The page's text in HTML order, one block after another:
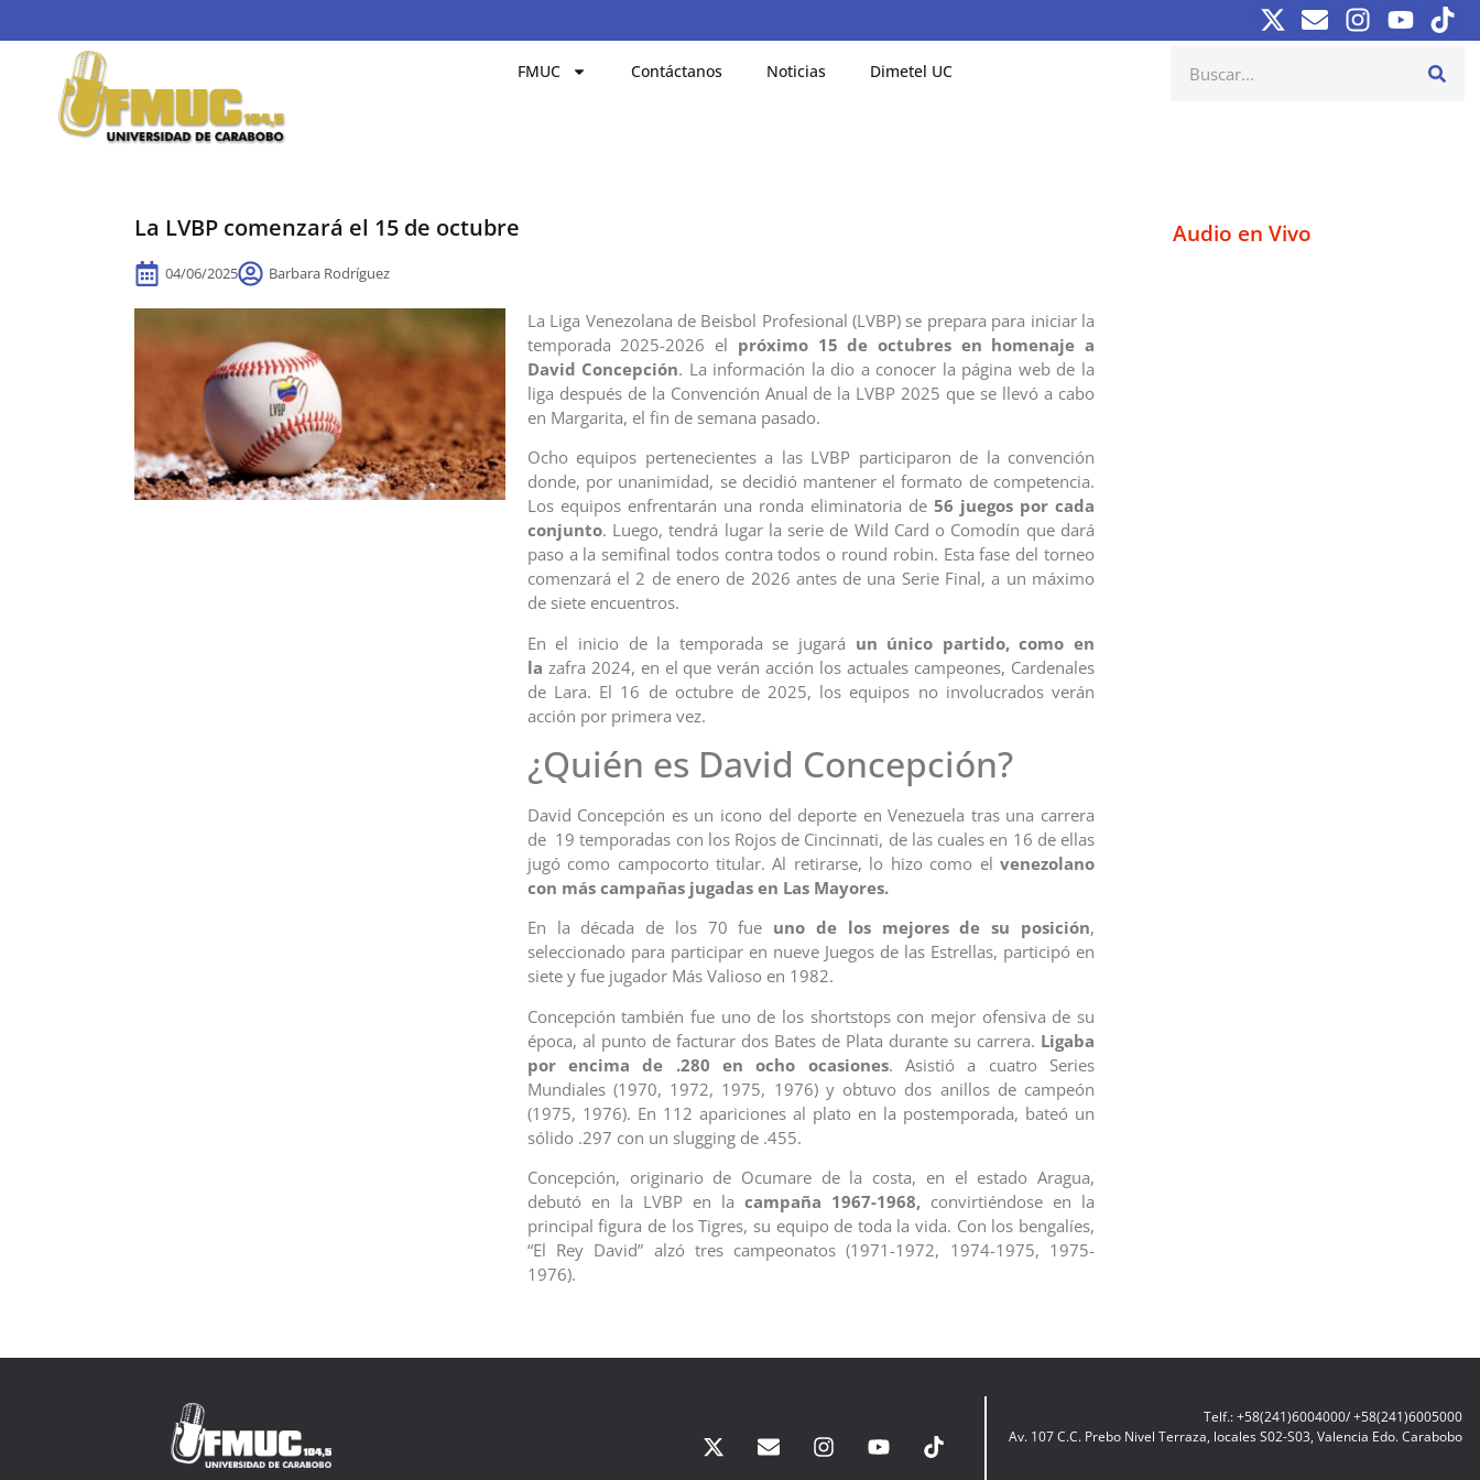
FMUC Contáctanos Noticias Dimetel UC
La LVBP comenzará el 15 de octubre
04/06/2025 Barbara Rodríguez
La Liga Venezolana de Beisbol Profesional (LVBP) se prepara para iniciar la
temporada 2025-2026 el próximo 15 de octubres en homenaje a
David Concepción. La información la dio a conocer la página web de la
liga después de la Convención Anual de la LVBP 2025 que se llevó a cabo
en Margarita, el fin de semana pasado.
Ocho equipos pertenecientes a las LVBP participaron de la convención
donde, por unanimidad, se decidió mantener el formato de competencia.
Los equipos enfrentarán una ronda eliminatoria de 56 juegos por cada
conjunto. Luego, tendrá lugar la serie de Wild Card o Comodín que dará
paso a la semifinal todos contra todos o round robin. Esta fase del torneo
comenzará el 2 de enero de 2026 antes de una Serie Final, a un máximo
de siete encuentros.
En el inicio de la temporada se jugará un único partido, como en
la zafra 2024, en el que verán acción los actuales campeones, Cardenales
de Lara. El 16 de octubre de 2025, los equipos no involucrados verán
acción por primera vez.
¿Quién es David Concepción?
David Concepción es un icono del deporte en Venezuela tras una carrera
de 19 temporadas con los Rojos de Cincinnati, de las cuales en 16 de ellas
jugó como campocorto titular. Al retirarse, lo hizo como el venezolano
con más campañas jugadas en Las Mayores.
En la década de los 70 fue uno de los mejores de su posición,
seleccionado para participar en nueve Juegos de las Estrellas, participó en
siete y fue jugador Más Valioso en 1982.
Concepción también fue uno de los shortstops con mejor ofensiva de su
época, al punto de facturar dos Bates de Plata durante su carrera. Ligaba
por encima de .280 en ocho ocasiones. Asistió a cuatro Series
Mundiales (1970, 1972, 1975, 1976) y obtuvo dos anillos de campeón
(1975, 1976). En 112 apariciones al plato en la postemporada, bateó un
sólido .297 con un slugging de .455.
Concepción, originario de Ocumare de la costa, en el estado Aragua,
debutó en la LVBP en la campaña 1967-1968,convirtiéndose en la
principal figura de los Tigres, su equipo de toda la vida. Con los bengalíes,
“El Rey David” alzó tres campeonatos (1971-1972, 1974-1975, 1975-
1976).
Audio en Vivo
Telf.: +58(241)6004000/ +58(241)6005000
Av. 107 C.C. Prebo Nivel Terraza, locales S02-S03, Valencia Edo. Carabobo